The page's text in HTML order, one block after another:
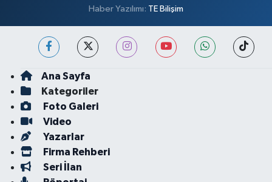
Haber Yazılımı: TE Bilişim
Ana Sayfa
Kategoriler
Foto Galeri
Video
Yazarlar
Firma Rehberi
Seri İlan